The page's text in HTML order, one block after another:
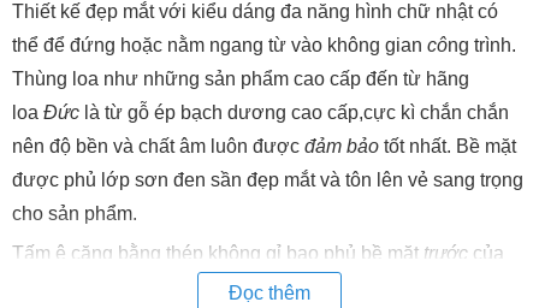
Thiết kế đẹp mắt với kiểu dáng đa năng hình chữ nhật có
thể để đứng hoặc nằm ngang từ vào không gian công trình.
Thùng loa như những sản phẩm cao cấp đến từ hãng
loa Đức là từ gỗ ép bạch dương cao cấp,cực kì chắn chắn
nên độ bền và chất âm luôn được đảm bảo tốt nhất. Bề mặt
được phủ lớp sơn đen sần đẹp mắt và tôn lên vẻ sang trọng
cho sản phẩm.
Tấm ê căng bằng thép không gỉ bao phủ bề mặt trước của
Loa Sub PCS 318NBnhằm bảo vệ hệ thống linh
Đọc thêm